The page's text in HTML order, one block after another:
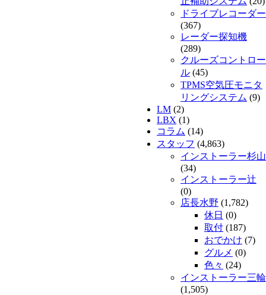
ドライブレコーダー
(367)
レーダー探知機
(289)
クルーズコントロー
ル (45)
TPMS空気圧モニタ
リングシステム (9)
LM (2)
LBX (1)
コラム (14)
スタッフ (4,863)
インストーラー杉山
(34)
インストーラー辻
(0)
店長水野 (1,782)
休日 (0)
取付 (187)
おでかけ (7)
グルメ (0)
色々 (24)
インストーラー三輪
(1,505)